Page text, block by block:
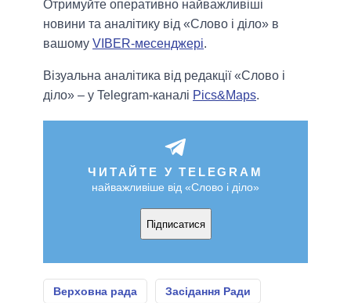
Отримуйте оперативно найважливіші
новини та аналітику від «Слово і діло» в
вашому VIBER-месенджері.
Візуальна аналітика від редакції «Слово і
діло» – у Telegram-каналі Pics&Maps.
ЧИТАЙТЕ У TELEGRAM
найважливіше від «Слово і діло»
Підписатися
Верховна рада Засідання Ради